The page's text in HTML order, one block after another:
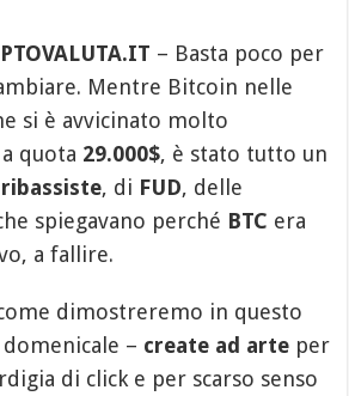
– Basta poco per
Mentre Bitcoin nelle
si è avvicinato molto
quota 29.000$, è stato tutto un
, di FUD, delle
spiegavano perché BTC era
a fallire.
dimostreremo in questo
– create ad arte per
di click e per scarso senso